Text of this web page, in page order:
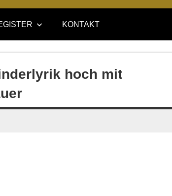
KONTAKT
hoch mit